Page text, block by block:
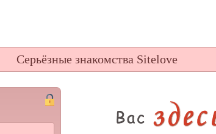
Серьёзные знакомства Sitelove